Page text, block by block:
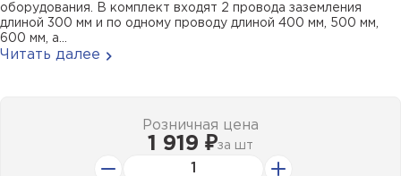
оборудования. В комплект входят 2 провода заземления
длиной 300 мм и по одному проводу длиной 400 мм, 500 мм,
600 мм, а...
Читать далее
Розничная цена
1 919 ₽за шт